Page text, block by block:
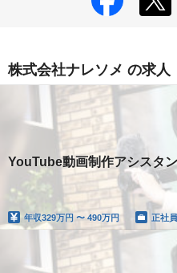
株式会社ナレソメ の求人
YouTube動画制作アシスタ
年収329万円 〜 490万円 正社員